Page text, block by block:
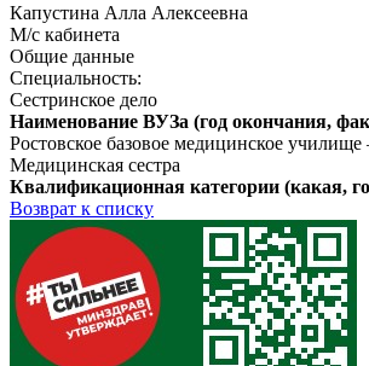
Капустина Алла Алексеевна
М/с кабинета
Общие данные
Специальность:
Сестринское дело
Наименование ВУЗа (год окончания,
Ростовское базовое медицинское училище
Медицинская сестра
Квалификационная категории (какая,
Возврат к списку